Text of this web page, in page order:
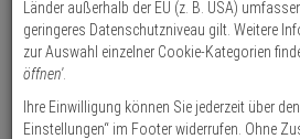
Zeichen
ein,
um
Suche
Suche
gestartet
2er Abus Bravus
Doppelzylinder 35/
Produktmerkmale
Länder außerhalb der EU (z. B. USA)
geringeres Datenschutzniveau gilt. Weitere
zur Auswahl einzelner Cookie-Kategorien
öffnen'.
Ihre Einwilligung können Sie jederzeit über
Einstellungen“ im Footer widerrufen. Ohne